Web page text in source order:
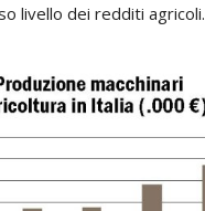
livello dei redditi agricoli.